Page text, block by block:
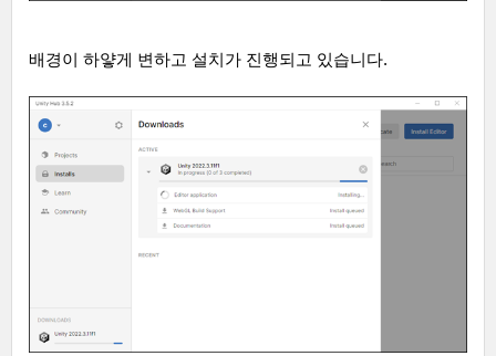
배경이 하얗게 변하고 설치가 진행되고 있습니다.